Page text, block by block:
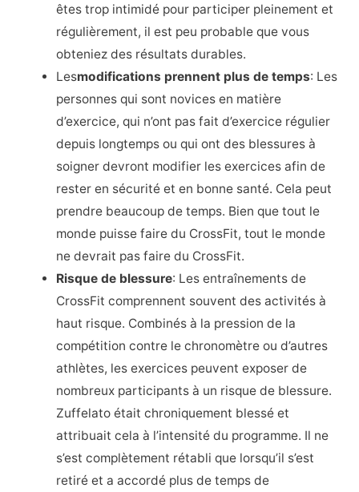
êtes trop intimidé pour participer pleinement et
régulièrement, il est peu probable que vous
obteniez des résultats durables.
Lesmodifications prennent plus de temps: Les
personnes qui sont novices en matière
d’exercice, qui n’ont pas fait d’exercice régulier
depuis longtemps ou qui ont des blessures à
soigner devront modifier les exercices afin de
rester en sécurité et en bonne santé. Cela peut
prendre beaucoup de temps. Bien que tout le
monde puisse faire du CrossFit, tout le monde
ne devrait pas faire du CrossFit.
Risque de blessure: Les entraînements de
CrossFit comprennent souvent des activités à
haut risque. Combinés à la pression de la
compétition contre le chronomètre ou d’autres
athlètes, les exercices peuvent exposer de
nombreux participants à un risque de blessure.
Zuffelato était chroniquement blessé et
attribuait cela à l’intensité du programme. Il ne
s’est complètement rétabli que lorsqu’il s’est
retiré et a accordé plus de temps de